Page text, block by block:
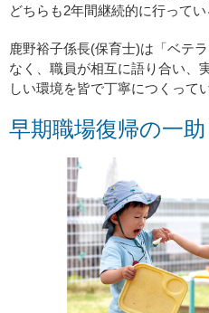
どちらも2年間継続的に行ってい
鹿野裕子係長(保育士)は「ベテ
なく、職員が相互に語り合い、
しい環境を皆で丁寧につくって
早期職場復帰の一